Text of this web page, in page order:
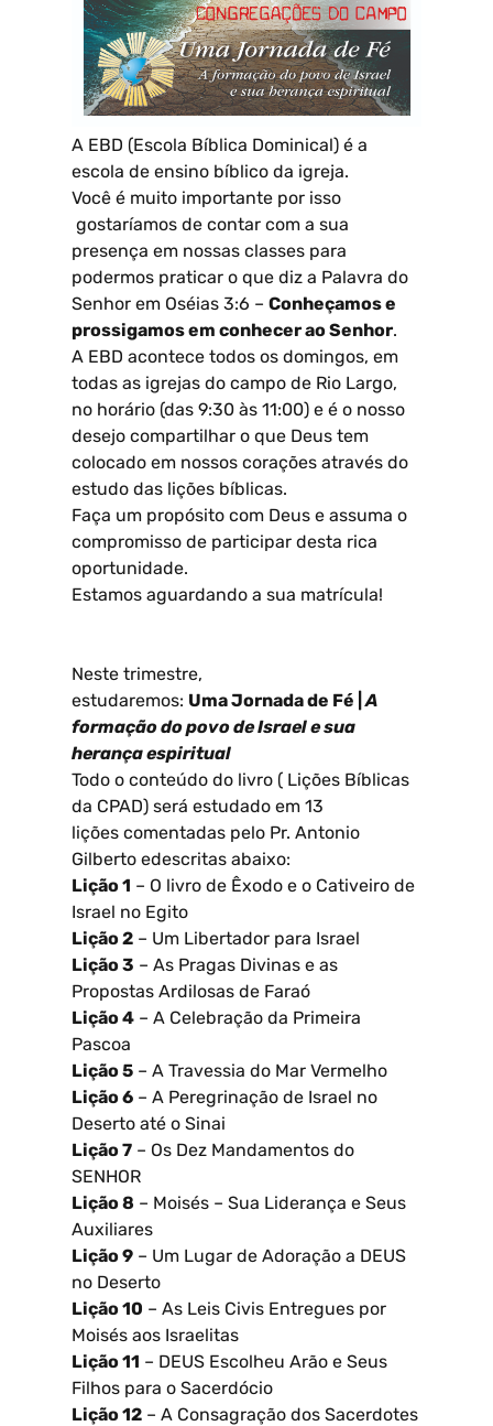
A EBD (Escola Bíblica Dominical) é a
escola de ensino bíblico da igreja.
Você é muito importante por isso
gostaríamos de contar com a sua
presença em nossas classes para
podermos praticar o que diz a Palavra do
Senhor em Oséias 3:6 – Conheçamos e
prossigamos em conhecer ao Senhor.
A EBD acontece todos os domingos, em
todas as igrejas do campo de Rio Largo,
no horário (das 9:30 às 11:00) e é o nosso
desejo compartilhar o que Deus tem
colocado em nossos corações através do
estudo das lições bíblicas.
Faça um propósito com Deus e assuma o
compromisso de participar desta rica
oportunidade.
Estamos aguardando a sua matrícula!
Neste trimestre,
estudaremos: UmaJornada de Fé |A
formação do povo de Israel e sua
herança espiritual
Todo o conteúdo do livro ( Lições Bíblicas
da CPAD) será estudado em 13
lições comentadas pelo Pr. Antonio
Gilberto edescritas abaixo:
Lição 1 – O livro de Êxodo e o Cativeiro de
Israel no Egito
Lição 2 – Um Libertador para Israel
Lição 3 – As Pragas Divinas e as
Propostas Ardilosas de Faraó
Lição 4 – A Celebração da Primeira
Pascoa
Lição 5 – A Travessia do Mar Vermelho
Lição 6 – A Peregrinação de Israel no
Deserto até o Sinai
Lição 7 – Os Dez Mandamentos do
SENHOR
Lição 8 – Moisés – Sua Liderança e Seus
Auxiliares
Lição 9 – Um Lugar de Adoração a DEUS
no Deserto
Lição 10 – As Leis Civis Entregues por
Moisés aos Israelitas
Lição 11 – DEUS Escolheu Arão e Seus
Filhos para o Sacerdócio
Lição 12 – A Consagração dos Sacerdotes